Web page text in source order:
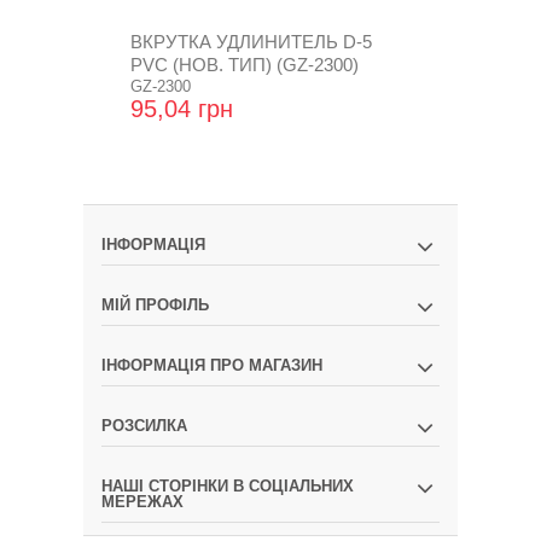
ВКРУТКА УДЛИНИТЕЛЬ D-5
PVC (НОВ. ТИП) (GZ-2300)
GZ-2300
95,04 грн
ІНФОРМАЦІЯ
МІЙ ПРОФІЛЬ
ІНФОРМАЦІЯ ПРО МАГАЗИН
РОЗСИЛКА
НАШІ СТОРІНКИ В СОЦІАЛЬНИХ
МЕРЕЖАХ